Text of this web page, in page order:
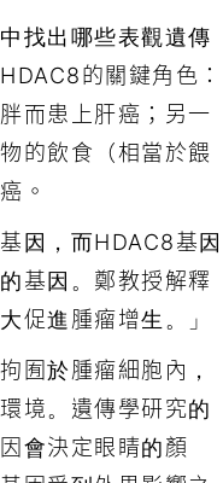
找出哪些表觀遺傳
的關鍵角色：
而患上肝癌；另一
的飲食（相當於餵
。
因，而HDAC8基因
基因。鄭教授解釋
促進腫瘤增生。」
囿於腫瘤細胞內，
境。遺傳學研究的
會決定眼睛的顏